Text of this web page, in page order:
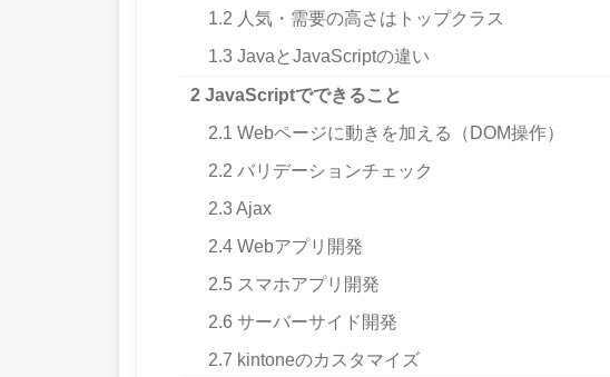
1.2 人気・需要の高さはトップクラス
1.3 JavaとJavaScriptの違い
2 JavaScriptでできること
2.1 Webページに動きを加える（DOM操作）
2.2 バリデーションチェック
2.3 Ajax
2.4 Webアプリ開発
2.5 スマホアプリ開発
2.6 サーバーサイド開発
2.7 kintoneのカスタマイズ